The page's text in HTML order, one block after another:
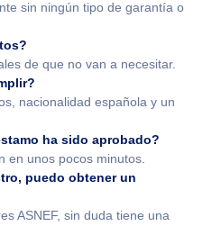
sin ningún tipo de garantía o
de que no van a necesitar.
nacionalidad española y un
ha sido aprobado?
en unos pocos minutos.
puedo obtener un
ASNEF, sin duda tiene una